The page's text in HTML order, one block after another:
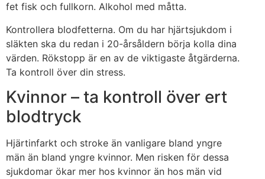
fet fisk och fullkorn. Alkohol med måtta.
Kontrollera blodfetterna. Om du har hjärtsjukdom i
släkten ska du redan i 20-årsåldern börja kolla dina
värden. Rökstopp är en av de viktigaste åtgärderna.
Ta kontroll över din stress.
Kvinnor – ta kontroll över ert
blodtryck
Hjärtinfarkt och stroke än vanligare bland yngre
män än bland yngre kvinnor. Men risken för dessa
sjukdomar ökar mer hos kvinnor än hos män vid